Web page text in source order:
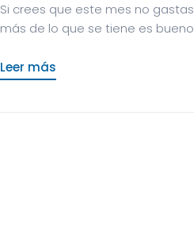
Si crees que este mes no
más de lo que se tiene es
Leer más